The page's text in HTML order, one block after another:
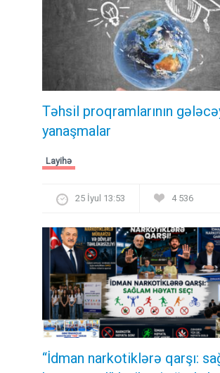
Təhsil proqramlarının
yanaşmalar
Layihə
25 İyul 13:53 4 536
“İdman narkotiklərə qarşı: